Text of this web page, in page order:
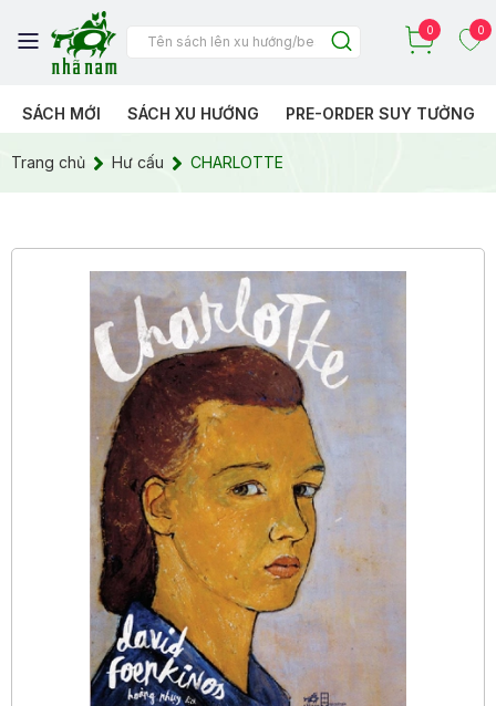
0 0
SÁCH MỚI SÁCH XU HƯỚNG PRE-ORDER SUY TƯỞNG
Trang chủ Hư cấu CHARLOTTE